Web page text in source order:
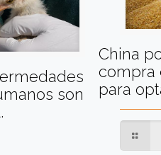
son
China
compra
para